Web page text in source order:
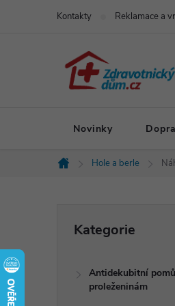
Kontakty Reklamace a
Novinky
Domů
Hole a berle
kategorie
Kategorie
Antidekubitní
proleženinám